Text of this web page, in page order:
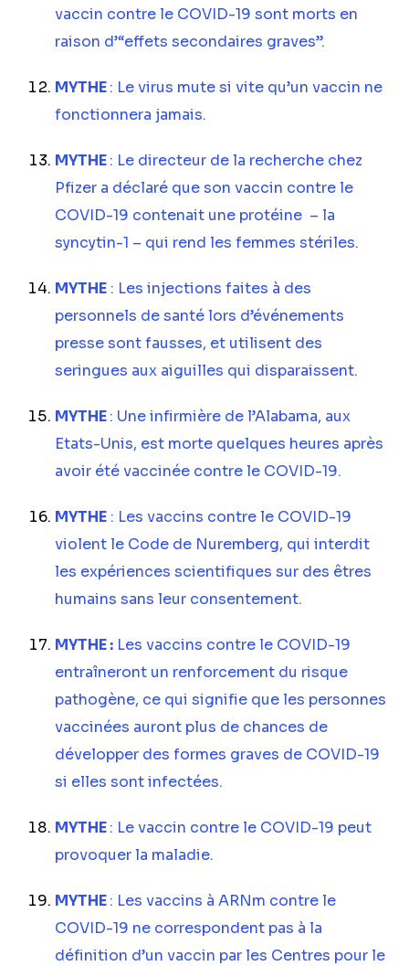
vaccin contre le COVID-19 sont morts en
raison d’“effets secondaires graves”.
MYTHE: Le virus mute si vite qu’un vaccin ne
fonctionnera jamais.
MYTHE: Le directeur de la recherche chez
Pfizer a déclaré que son vaccin contre le
COVID-19 contenait une protéine – la
syncytin-1 – qui rend les femmes stériles.
MYTHE : Les injections faites à des
personnels de santé lors d’événements
presse sont fausses, et utilisent des
seringues aux aiguilles qui disparaissent.
MYTHE: Une infirmière de l’Alabama, aux
Etats-Unis, est morte quelques heures après
avoir été vaccinée contre le COVID-19.
MYTHE : Les vaccins contre le COVID-19
violent le Code de Nuremberg, qui interdit
les expériences scientifiques sur des êtres
humains sans leur consentement.
MYTHE : Les vaccins contre le COVID-19
entraîneront un renforcement du risque
pathogène, ce qui signifie que les personnes
vaccinées auront plus de chances de
développer des formes graves de COVID-19
si elles sont infectées.
MYTHE: Le vaccin contre le COVID-19 peut
provoquer la maladie.
MYTHE: Les vaccins à ARNm contre le
COVID-19 ne correspondent pas à la
définition d’un vaccin par les Centres pour le